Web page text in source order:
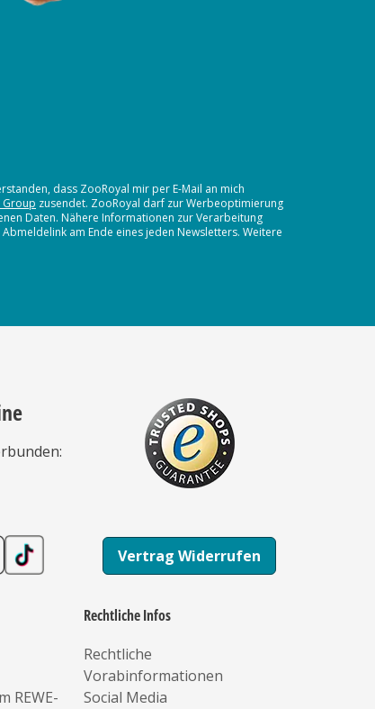
dass ZooRoyal mir per E-Mail an mich
Group zusendet. ZooRoyal darf zur Werbeoptimierung
Daten. Nähere Informationen zur Verarbeitung
am Ende eines jeden Newsletters. Weitere
Vertrag Widerrufen
REWE-
Rechtliche Infos
Rechtliche
Vorabinformationen
Social Media